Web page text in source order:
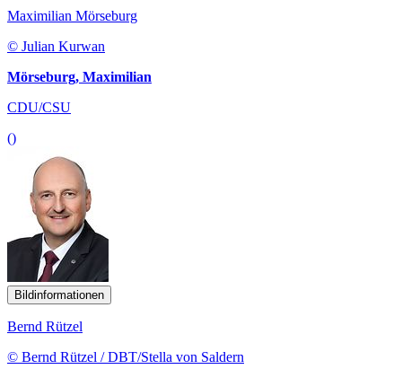
Maximilian Mörseburg
© Julian Kurwan
Mörseburg, Maximilian
CDU/CSU
()
Bildinformationen
Bernd Rützel
© Bernd Rützel / DBT/Stella von Saldern